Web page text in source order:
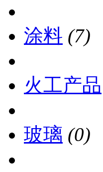
涂料 (7)
火工产品
玻璃 (0)